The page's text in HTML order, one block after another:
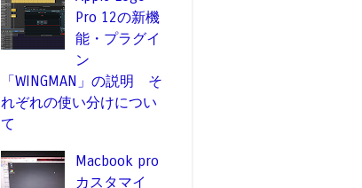
Pro 12の新機
能・プラグイ
ン
「WINGMAN」の説明 そ
れぞれの使い分けについ
て
Macbook pro
カスタマイ